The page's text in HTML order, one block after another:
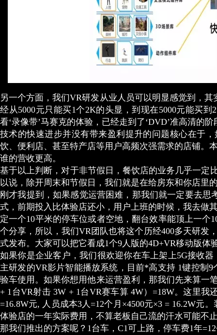
另一个方面，我们VR研发从业人员可以明显感觉到，
经从5000元只能买1个2K的头显，到现在5000元能买
看‘录像带’马赛克的体验，已经走到了‘DVD’准高清的
技术的快速进步并没有带来盈利提升的问题核心在于
饮、便利店、甚至特产店等用户高频次强需求的店铺。
谁的营收更高。
基于以上判断，对于非节假日，餐饮店的业务几乎一定
以说，除开周末和节假日，我们就是在给房东和你店里
刚才我提到，如果感觉运营困难，那我们就一定要去
式，前期投入比体验店还小，用户上班的时候，我去做
定一个10平米的停车位或者空地，翻台效率能顶上一
个分享，所以，我们VR团队也将这个历经400多天研发
式发布。大家可以把它看成1个9人版的4D+VR移动版
如果你是企业客户，我们很欢迎你在车上架上5G接收
主研发的VR影片智能播放系统，目前*高支持 1键控制
验车使用。如果你想用他来运营盈利，那我们先来算一
+ 1台VR射击 3W + 1台VR赛车算 4W）=18W。这里
=16.8W元, 人员成本3人=12个月×4500元×3 = 16.2W元
体验店的一年实际费用，不算老板自己流的汗水可能不
那我们推出的方案呢？1台车，C1可上路，停车费1年